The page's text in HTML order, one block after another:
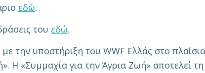
εδώ.
του εδώ.
την υποστήριξη του WWF Ελλάς στο πλαίσιο
Η «Συμμαχία για την Άγρια Ζωή» αποτελεί τη